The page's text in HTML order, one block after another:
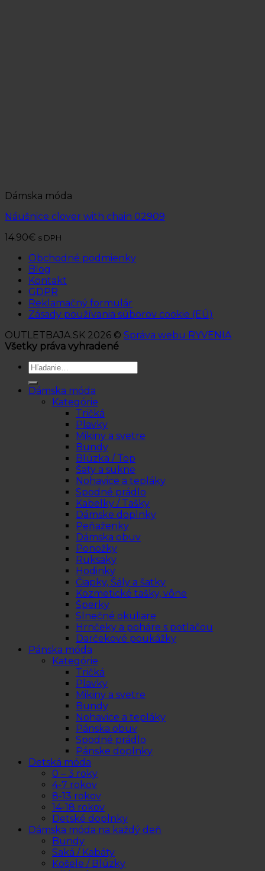
Dámska móda
Náušnice clover with chain 02909
14.90€ s DPH
Obchodné podmienky
Blog
Kontakt
GDPR
Reklamačný formulár
Zásady používania súborov cookie (EÚ)
OUTLETBAJA.SK 2026 © Správa webu RYVENIA
Všetky práva vyhradené
Hľadať:
Dámska móda
Kategórie
Tričká
Plavky
Mikiny a svetre
Bundy
Blúzka / Top
Šaty a sukne
Nohavice a tepláky
Spodné prádlo
Kabelky / Tašky
Dámske doplnky
Peňaženky
Dámska obuv
Ponožky
Ruksaky
Hodinky
Čiapky, Šály a šatky
Kozmetické tašky, vône
Šperky
Slnečné okuliare
Hrnčeky a poháre s potlačou
Darčekové poukážky
Pánska móda
Kategórie
Tričká
Plavky
Mikiny a svetre
Bundy
Nohavice a tepláky
Pánska obuv
Spodné prádlo
Pánske doplnky
Detská móda
0 – 3 roky
4-7 rokov
8-13 rokov
14-18 rokov
Detské doplnky
Dámska móda na každý deň
Bundy
Saká / Kabáty
Košele / Blúzky